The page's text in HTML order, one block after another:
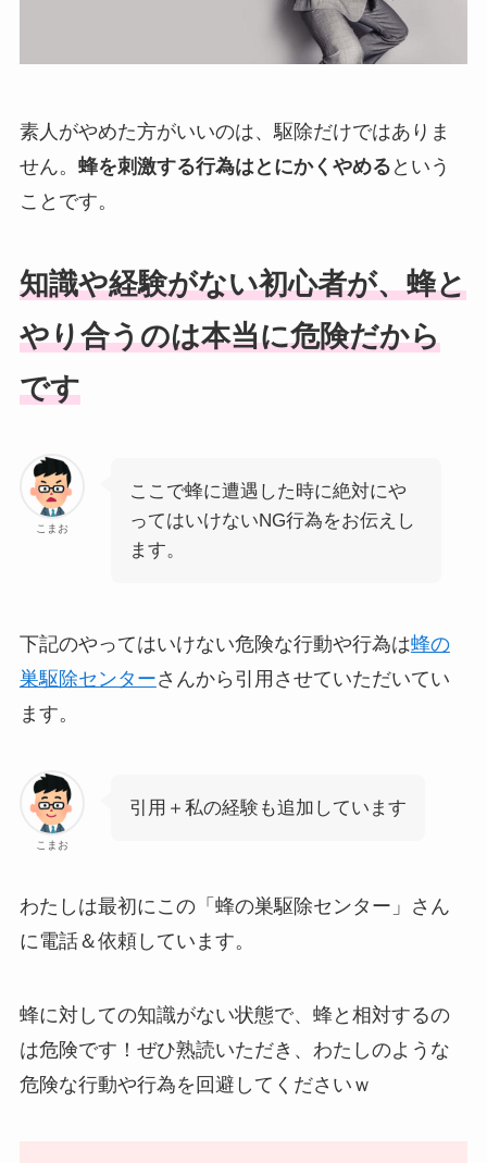
素人がやめた方がいいのは、駆除だけではありま
せん。 蜂を刺激する行為はとにかくやめる という
ことです。
知識や経験がない初心者が、蜂と
やり合うのは本当に危険だから
です
こまお
ここで蜂に遭遇した時に絶対にや
ってはいけないNG行為をお伝えし
ます。
下記のやってはいけない危険な行動や行為は蜂の
巣駆除センターさんから引用させていただいてい
ます。
こまお
引用＋私の経験も追加しています
わたしは最初にこの「蜂の巣駆除センター」さん
に電話＆依頼しています。
蜂に対しての知識がない状態で、蜂と相対するの
は危険です！ぜひ熟読いただき、わたしのような
危険な行動や行為を回避してくださいｗ